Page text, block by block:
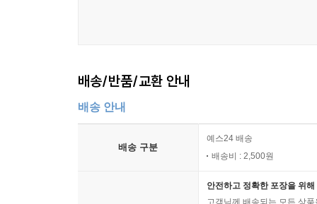
배송/반품/교환 안내
배송 안내
배송 구분
예스24 배송
배송비 : 2,500원
안전하고 정확한 포장을 위